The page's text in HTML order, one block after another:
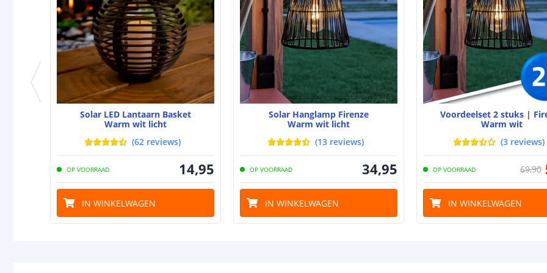
Batterij
Type batterij
Capaciteit
Aantal
Laadtijd
Solar
Type paneel
Solar LED Lantaarn Basket
Warm wit licht
(62 reviews)
OP VOORRAAD 14,95
IN WINKELWAGEN
Solar Hanglamp Firenze
Warm wit licht
(13 reviews)
OP VOORRAAD 34,95
IN WINKELWAGEN
Voordeelset 2 stuks |
Warm wit
(3 reviews)
OP VOORRAAD 69,90
IN WINKELWAGEN